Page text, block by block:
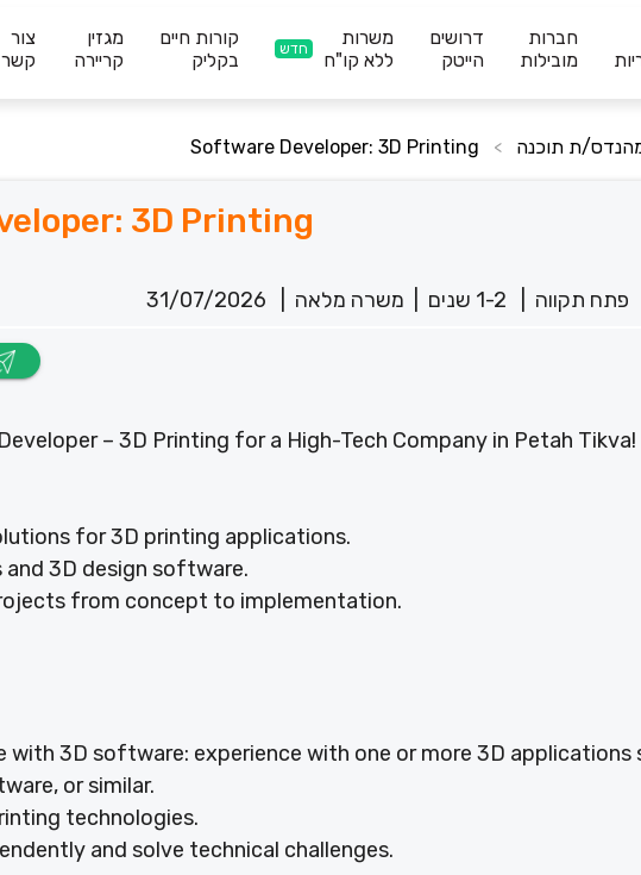
חברות
מובילות
דרושים
הייטק
משרות
ללא קו"ח
חדש
קורות חיים
בקליק
מגזין
קריירה
צור
קשר
ת תוכנה >
Software Developer: 3D Printing
3D Printing
פתח תקווה 1-2 שנים משרה מלאה 31/07/2026
– 3D Printing for a High-Tech Company in Petah Tikva!
for 3D printing applications.
and 3D design software.
from concept to implementation.
with 3D software: experience with one or more 3D applications
or similar.
technologies.
and solve technical challenges.